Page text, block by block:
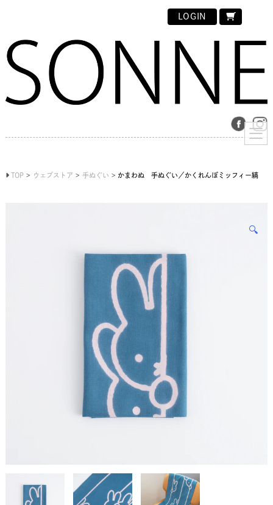
LOGIN
TOP ウェブストア 手ぬぐい かまわぬ 手ぬぐい／かくれんぼミッフィー縞
🔍